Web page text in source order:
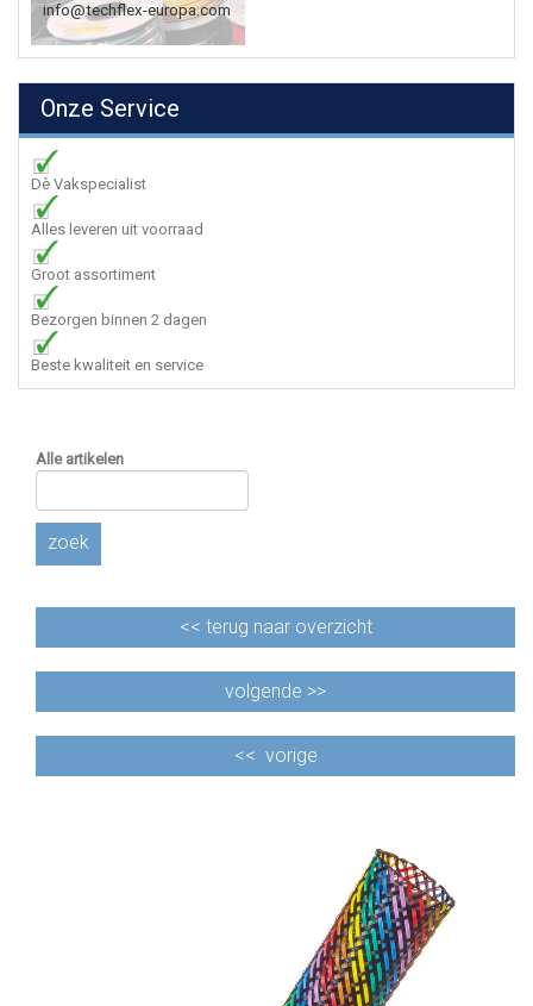
info@techflex-europa.com
Onze Service
Dè Vakspecialist
Alles leveren uit voorraad
Groot assortiment
Bezorgen binnen 2 dagen
Beste kwaliteit en service
Alle artikelen
zoek
<< terug naar overzicht
volgende >>
<< vorige